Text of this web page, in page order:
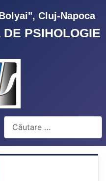
Cluj-Napoca
PSIHOLOGIE
Cautare